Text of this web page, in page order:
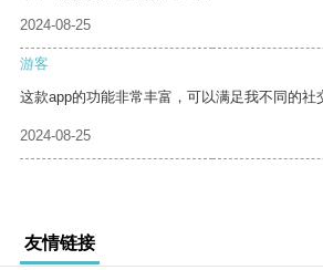
2024-08-25
游客
这款app的功能非常丰富，可以满足我不同的社
2024-08-25
友情链接